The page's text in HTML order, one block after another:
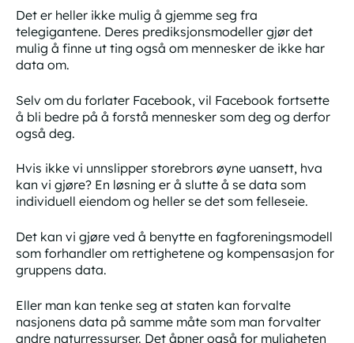
Det er heller ikke mulig å gjemme seg fra
telegigantene. Deres prediksjonsmodeller gjør det
mulig å finne ut ting også om mennesker de ikke har
data om.
Selv om du forlater Facebook, vil Facebook fortsette
å bli bedre på å forstå mennesker som deg og derfor
også deg.
Hvis ikke vi unnslipper storebrors øyne uansett, hva
kan vi gjøre? En løsning er å slutte å se data som
individuell eiendom og heller se det som felleseie.
Det kan vi gjøre ved å benytte en fagforeningsmodell
som forhandler om rettighetene og kompensasjon for
gruppens data.
Eller man kan tenke seg at staten kan forvalte
nasjonens data på samme måte som man forvalter
andre naturressurser. Det åpner også for muligheten